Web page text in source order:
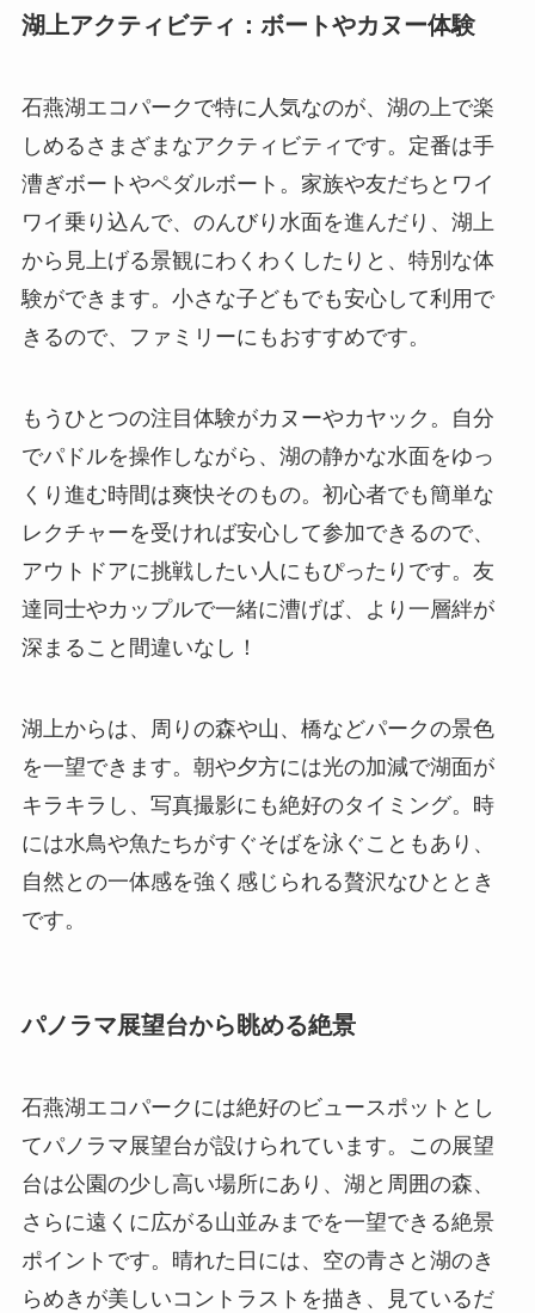
湖上アクティビティ：ボートやカヌー体験
石燕湖エコパークで特に人気なのが、湖の上で楽
しめるさまざまなアクティビティです。定番は手
漕ぎボートやペダルボート。家族や友だちとワイ
ワイ乗り込んで、のんびり水面を進んだり、湖上
から見上げる景観にわくわくしたりと、特別な体
験ができます。小さな子どもでも安心して利用で
きるので、ファミリーにもおすすめです。
もうひとつの注目体験がカヌーやカヤック。自分
でパドルを操作しながら、湖の静かな水面をゆっ
くり進む時間は爽快そのもの。初心者でも簡単な
レクチャーを受ければ安心して参加できるので、
アウトドアに挑戦したい人にもぴったりです。友
達同士やカップルで一緒に漕げば、より一層絆が
深まること間違いなし！
湖上からは、周りの森や山、橋などパークの景色
を一望できます。朝や夕方には光の加減で湖面が
キラキラし、写真撮影にも絶好のタイミング。時
には水鳥や魚たちがすぐそばを泳ぐこともあり、
自然との一体感を強く感じられる贅沢なひととき
です。
パノラマ展望台から眺める絶景
石燕湖エコパークには絶好のビュースポットとし
てパノラマ展望台が設けられています。この展望
台は公園の少し高い場所にあり、湖と周囲の森、
さらに遠くに広がる山並みまでを一望できる絶景
ポイントです。晴れた日には、空の青さと湖のき
らめきが美しいコントラストを描き、見ているだ